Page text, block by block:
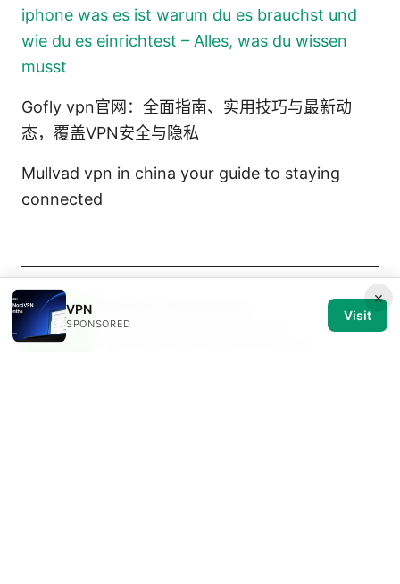
iphone was es ist warum du es brauchst und
wie du es einrichtest – Alles, was du wissen
musst
Gofly vpn官网：全面指南、实用技巧与最新动
态，覆盖VPN安全与隐私
Mullvad vpn in china your guide to staying
connected
Konrad writes about browser
×
VPN
SPONSORED
Visit